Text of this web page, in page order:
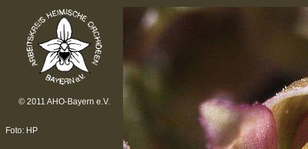
© 2011 AHO-Bayern e.V.
Foto: HP